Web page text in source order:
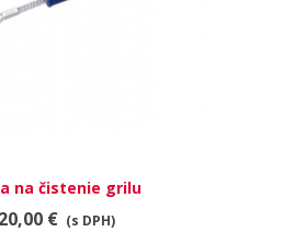
RÝCHLY NÁHĽAD
na čistenie grilu
20,00 € (s DPH)